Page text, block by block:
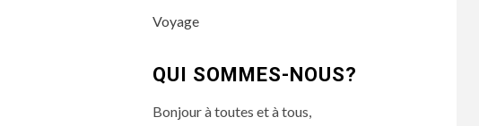
Voyage
QUI SOMMES-NOUS?
Bonjour à toutes et à tous,